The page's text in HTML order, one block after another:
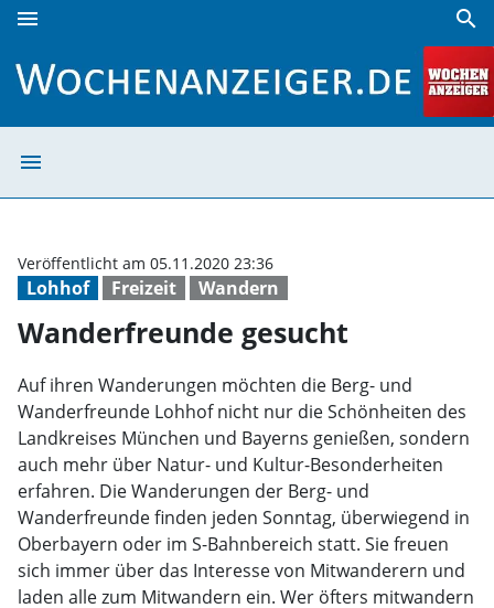
menu search
menu
Lohhof Freizeit Wandern
Veröffentlicht am 05.11.2020 23:36
Wanderfreunde gesucht
Auf ihren Wanderungen möchten die Berg- und
Wanderfreunde Lohhof nicht nur die Schönheiten des
Landkreises München und Bayerns genießen, sondern
auch mehr über Natur- und Kultur-Besonderheiten
erfahren. Die Wanderungen der Berg- und
Wanderfreunde finden jeden Sonntag, überwiegend in
Oberbayern oder im S-Bahnbereich statt. Sie freuen
sich immer über das Interesse von Mitwanderern und
laden alle zum Mitwandern ein. Wer öfters mitwandern